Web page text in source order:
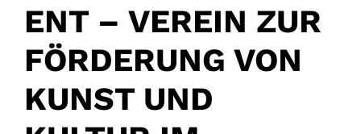
ENT – VEREIN ZUR
FÖRDERUNG VON
KUNST UND